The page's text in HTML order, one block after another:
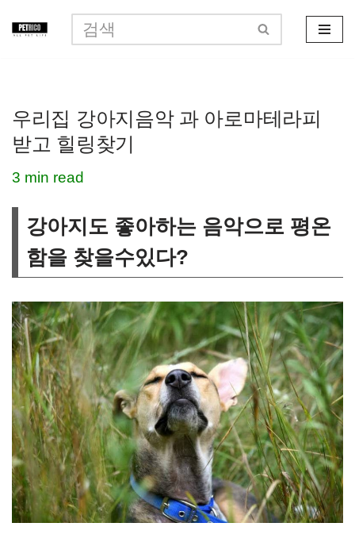
로
건
너
뛰
기
우리집 강아지음악 과 아로마테라피
받고 힐링찾기
3 min read
강아지도 좋아하는 음악으로 평온
함을 찾을수있다?